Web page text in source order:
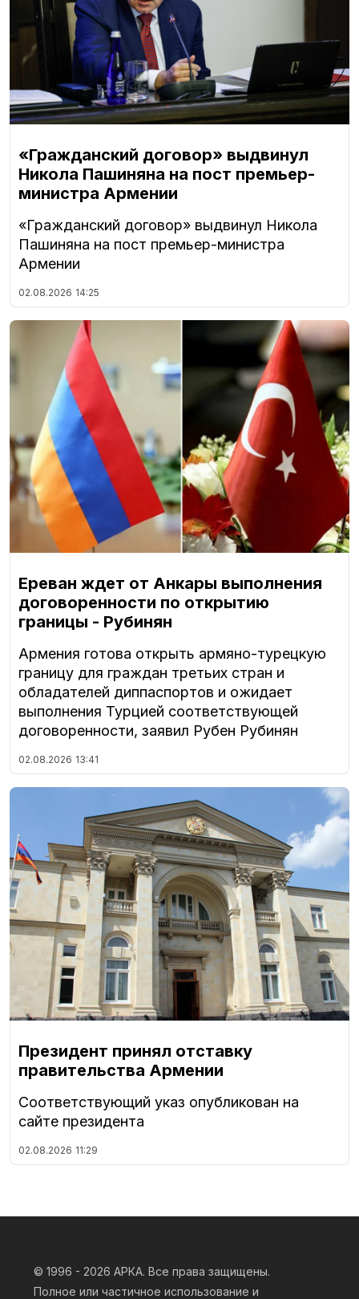
«Гражданский договор» выдвинул
Никола Пашиняна на пост премьер-
министра Армении
«Гражданский договор» выдвинул Никола
Пашиняна на пост премьер-министра
Армении
02.08.2026 14:25
Ереван ждет от Анкары выполнения
договоренности по открытию
границы - Рубинян
Армения готова открыть армяно-турецкую
границу для граждан третьих стран и
обладателей диппаспортов и ожидает
выполнения Турцией соответствующей
договоренности, заявил Рубен Рубинян
02.08.2026 13:41
Президент принял отставку
правительства Армении
Соответствующий указ опубликован на
сайте президента
02.08.2026 11:29
© 1996 - 2026 АРКА. Все права защищены.
Полное или частичное использование и